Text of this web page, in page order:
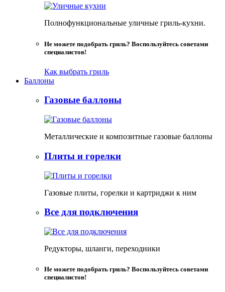
Полнофункциональные уличные гриль-кухни.
Не можете подобрать гриль? Воспользуйтесь советами
специалистов!
Как выбрать гриль
Баллоны
Газовые баллоны
Металлические и композитные газовые баллоны
Плиты и горелки
Газовые плиты, горелки и картриджи к ним
Все для подключения
Редукторы, шланги, переходники
Не можете подобрать гриль? Воспользуйтесь советами
специалистов!